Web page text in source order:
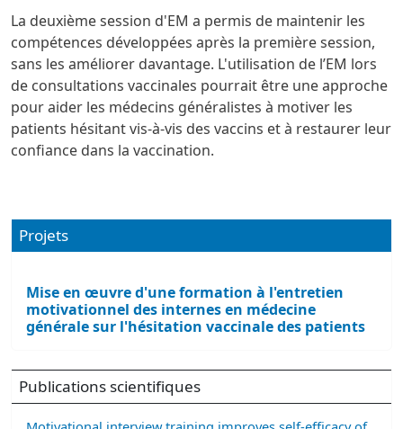
La deuxième session d'EM a permis de maintenir les
compétences développées après la première session,
sans les améliorer davantage. L'utilisation de l’EM lors
de consultations vaccinales pourrait être une approche
pour aider les médecins généralistes à motiver les
patients hésitant vis-à-vis des vaccins et à restaurer leur
confiance dans la vaccination.
Projets
Mise en œuvre d'une formation à l'entretien
motivationnel des internes en médecine
générale sur l'hésitation vaccinale des patients
Publications scientifiques